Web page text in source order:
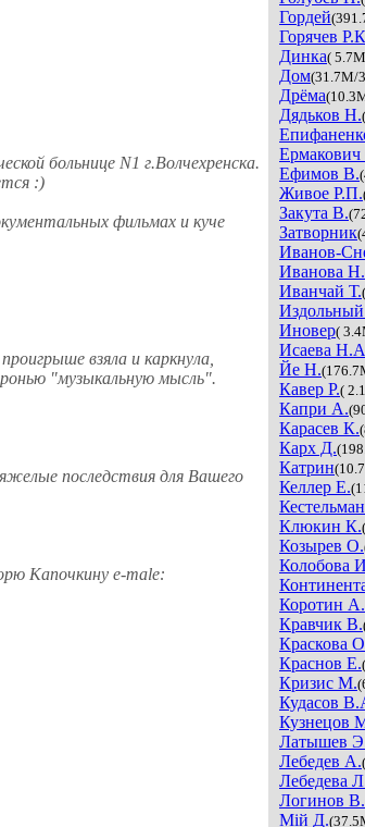
Гордей
Горячев
Динка(
Дом(31.7M/
Дрёма
Дядьков Н.
Ефимов В.
Живое Р.П.
Закута В.
Затворник
Иванов-
Иванова Н.
Иванчай Т.
Иновер(
Исаева
Йе Н.
Кавер P.(
Капри А.
Карасев К.
Карх Д.
Катрин
Келлер Е.
Клюкин К.
Козырев О.
Колобова
Коротин А.
Кравчик В.
Краскова
Краснов Е.
Кризис М.
Кудасов
Кузнецов
Латышев
Лебедев А.
Лебедева
Логинов В.
Мiй Д.
больнице N1 г.Волчехренска.
:)
фильмах и куче
взяла и каркнула,
"музыкальную мысль".
последствия для Вашего
Капочкину e-male: